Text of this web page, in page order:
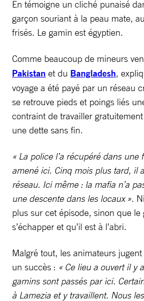
En témoigne un cliché punaisé
garçon souriant à la peau mate,
frisés. Le gamin est égyptien.
Comme beaucoup de mineurs
Pakistan et du Bangladesh,
voyage a été payé par un réseau
se retrouve pieds et poings liés
contraint de travailler
une dette sans fin.
« La police l’a récupéré dans une
amené ici. Cinq mois plus tard, il
réseau. Ici même : la mafia n’a
une descente dans les locaux ».
plus sur cet épisode, sinon que le
s’échapper et qu’il est à l’abri.
Malgré tout, les animateurs
un succès : « Ce lieu a ouvert il y
gamins sont passés par ici.
à Lamezia et y travaillent. Nous